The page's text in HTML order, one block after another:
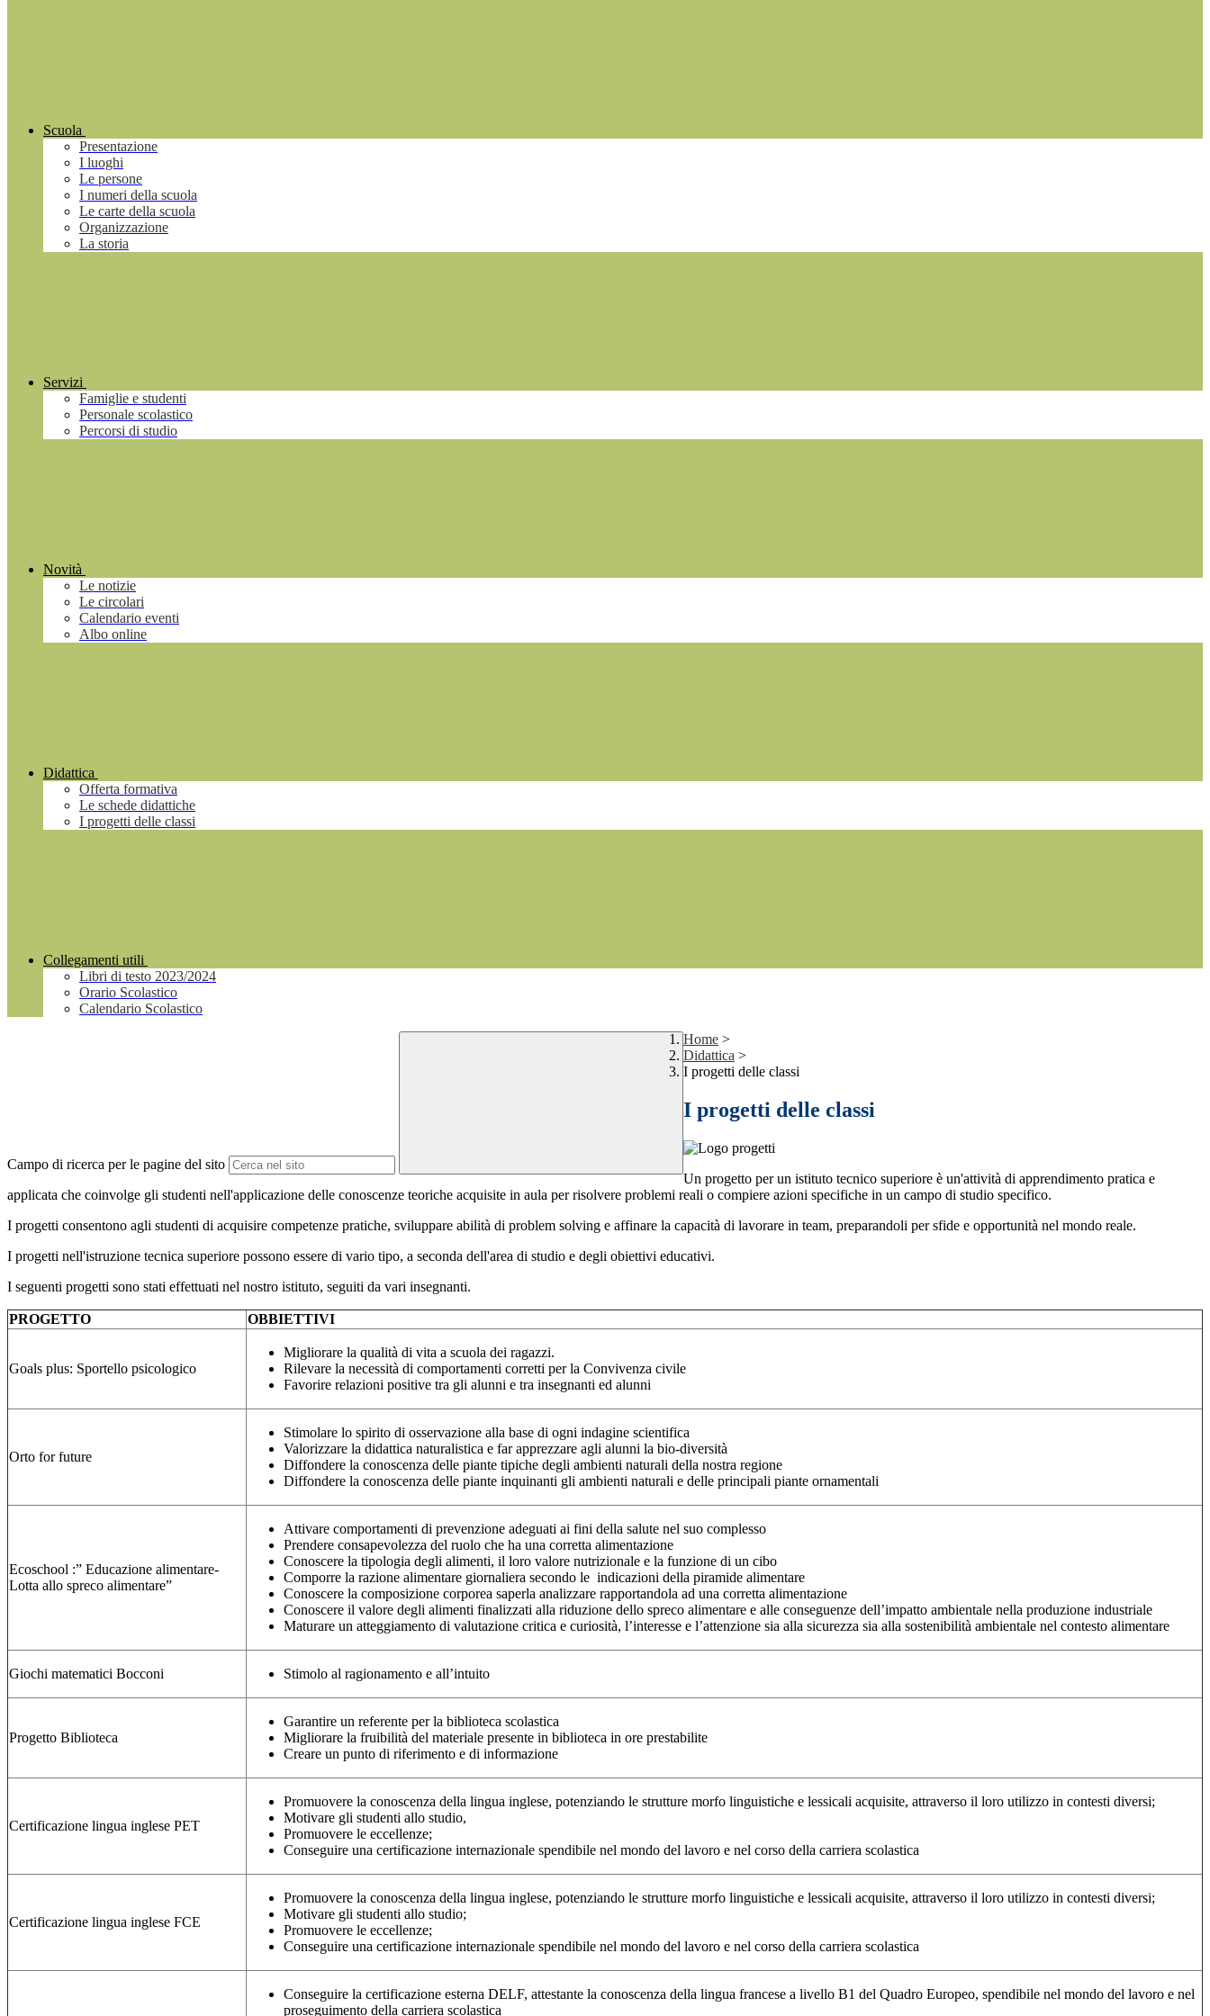
Scuola
Presentazione
I luoghi
Le persone
I numeri della scuola
Le carte della scuola
Organizzazione
La storia
Servizi
Famiglie e studenti
Personale scolastico
Percorsi di studio
Novità
Le notizie
Le circolari
Calendario eventi
Albo online
Didattica
Offerta formativa
Le schede didattiche
I progetti delle classi
Collegamenti utili
Libri di testo 2023/2024
Orario Scolastico
Calendario Scolastico
Campo di ricerca per le pagine del sito
Home >
Didattica >
I progetti delle classi
I progetti delle classi
Un progetto per un istituto tecnico superiore è un'attività di apprendimento pratica e
applicata che coinvolge gli studenti nell'applicazione delle conoscenze teoriche acquisite in aula per risolvere problemi reali o compiere azioni specifiche in un campo di studio specifico.
I progetti consentono agli studenti di acquisire competenze pratiche, sviluppare abilità di problem solving e affinare la capacità di lavorare in team, preparandoli per sfide e opportunità nel mondo reale.
I progetti nell'istruzione tecnica superiore possono essere di vario tipo, a seconda dell'area di studio e degli obiettivi educativi.
I seguenti progetti sono stati effettuati nel nostro istituto, seguiti da vari insegnanti.
PROGETTO OBBIETTIVI
Goals plus: Sportello psicologico
Migliorare la qualità di vita a scuola dei ragazzi.
Rilevare la necessità di comportamenti corretti per la Convivenza civile
Favorire relazioni positive tra gli alunni e tra insegnanti ed alunni
Orto for future
Stimolare lo spirito di osservazione alla base di ogni indagine scientifica
Valorizzare la didattica naturalistica e far apprezzare agli alunni la bio-diversità
Diffondere la conoscenza delle piante tipiche degli ambienti naturali della nostra regione
Diffondere la conoscenza delle piante inquinanti gli ambienti naturali e delle principali piante ornamentali
Ecoschool :” Educazione alimentare-
Lotta allo spreco alimentare”
Attivare comportamenti di prevenzione adeguati ai fini della salute nel suo complesso
Prendere consapevolezza del ruolo che ha una corretta alimentazione
Conoscere la tipologia degli alimenti, il loro valore nutrizionale e la funzione di un cibo
Comporre la razione alimentare giornaliera secondo le indicazioni della piramide alimentare
Conoscere la composizione corporea saperla analizzare rapportandola ad una corretta alimentazione
Conoscere il valore degli alimenti finalizzati alla riduzione dello spreco alimentare e alle conseguenze dell’impatto ambientale nella produzione industriale
Maturare un atteggiamento di valutazione critica e curiosità, l’interesse e l’attenzione sia alla sicurezza sia alla sostenibilità ambientale nel contesto alimentare
Giochi matematici Bocconi Stimolo al ragionamento e all’intuito
Progetto Biblioteca
Garantire un referente per la biblioteca scolastica
Migliorare la fruibilità del materiale presente in biblioteca in ore prestabilite
Creare un punto di riferimento e di informazione
Certificazione lingua inglese PET
Promuovere la conoscenza della lingua inglese, potenziando le strutture morfo linguistiche e lessicali acquisite, attraverso il loro utilizzo in contesti diversi;
Motivare gli studenti allo studio,
Promuovere le eccellenze;
Conseguire una certificazione internazionale spendibile nel mondo del lavoro e nel corso della carriera scolastica
Certificazione lingua inglese FCE
Promuovere la conoscenza della lingua inglese, potenziando le strutture morfo linguistiche e lessicali acquisite, attraverso il loro utilizzo in contesti diversi;
Motivare gli studenti allo studio;
Promuovere le eccellenze;
Conseguire una certificazione internazionale spendibile nel mondo del lavoro e nel corso della carriera scolastica
Conseguire la certificazione esterna DELF, attestante la conoscenza della lingua francese a livello B1 del Quadro Europeo, spendibile nel mondo del lavoro e nel
proseguimento della carriera scolastica